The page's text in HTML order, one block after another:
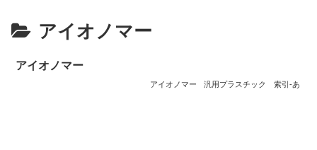
アイオノマー
アイオノマー
アイオノマー 汎用プラスチック 索引-あ